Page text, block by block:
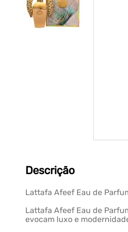
Descrição
Lattafa Afeef Eau de
Lattafa Afeef Eau de
evocam luxo e